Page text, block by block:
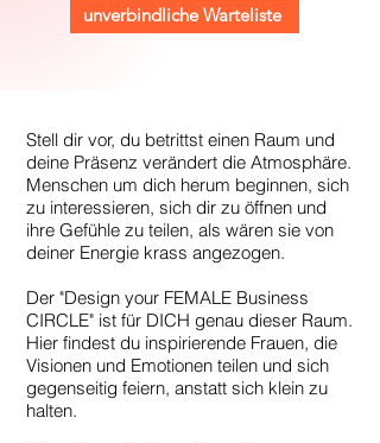
unverbindliche Warteliste
Stell dir vor, du betrittst einen Raum und
deine Präsenz verändert die Atmosphäre.
Menschen um dich herum beginnen, sich
zu interessieren, sich dir zu öffnen und
ihre Gefühle zu teilen, als wären sie von
deiner Energie krass angezogen.
Der "Design your FEMALE Business
CIRCLE" ist für DICH genau dieser Raum.
Hier findest du inspirierende Frauen, die
Visionen und Emotionen teilen und sich
gegenseitig feiern, anstatt sich klein zu
halten.